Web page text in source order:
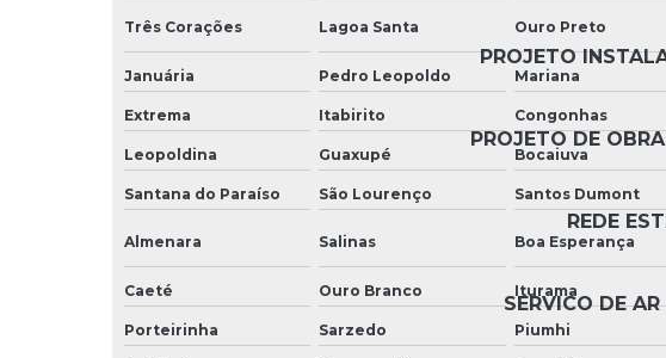
PROJETO
PROJETO DE
REDE
SERVICO DE
Três Corações Lagoa Santa Ouro Preto
Januária Pedro Leopoldo Mariana
Extrema Itabirito Congonhas
Leopoldina Guaxupé Bocaiuva
Santana do Paraíso São Lourenço Santos Dumont
Almenara Salinas Boa Esperança
Caeté Ouro Branco Iturama
Porteirinha Sarzedo Piumhi